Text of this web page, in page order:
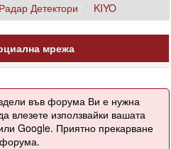
Радар Детектори KIYO
мрежа
във форума Ви е нужна
влезете използвайки вашата
Google. Приятно прекарване